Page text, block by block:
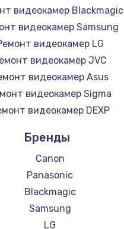
видеокамер Blackmagic
видеокамер Samsung
видеокамер LG
видеокамер JVC
видеокамер Asus
видеокамер Sigma
видеокамер DEXP
Бренды
Canon
Panasonic
Blackmagic
Samsung
LG